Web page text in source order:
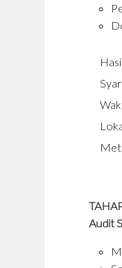
Hasil
Audit